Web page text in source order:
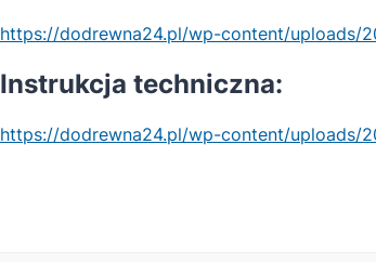
https://dodrewna24.pl/wp-content/uploads/
Instrukcja techniczna:
https://dodrewna24.pl/wp-content/uploads/